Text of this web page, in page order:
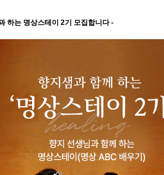
하는 명상스테이 2기 모집합니다 -